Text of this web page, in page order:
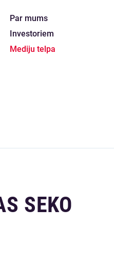
Par mums
Investoriem
Mediju telpa
SEKO